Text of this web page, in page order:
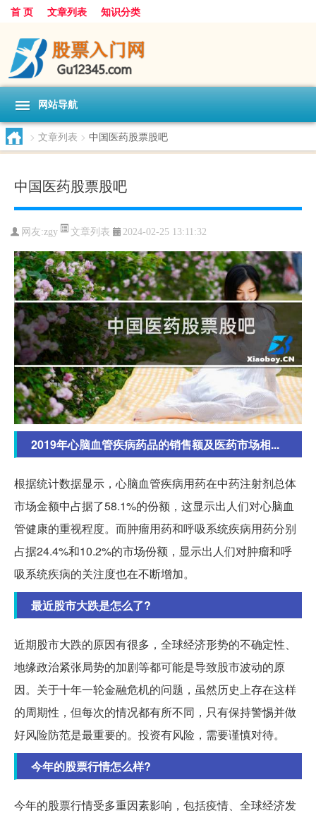
首 页 文章列表 知识分类
网站导航
> 文章列表 > 中国医药股票股吧
中国医药股票股吧
网友:zgy 文章列表 2024-02-25 13:11:32
2019年心脑血管疾病药品的销售额及医药市场相...
根据统计数据显示，心脑血管疾病用药在中药注射剂总体
市场金额中占据了58.1%的份额，这显示出人们对心脑血
管健康的重视程度。而肿瘤用药和呼吸系统疾病用药分别
占据24.4%和10.2%的市场份额，显示出人们对肿瘤和呼
吸系统疾病的关注度也在不断增加。
最近股市大跌是怎么了?
近期股市大跌的原因有很多，全球经济形势的不确定性、
地缘政治紧张局势的加剧等都可能是导致股市波动的原
因。关于十年一轮金融危机的问题，虽然历史上存在这样
的周期性，但每次的情况都有所不同，只有保持警惕并做
好风险防范是最重要的。投资有风险，需要谨慎对待。
今年的股票行情怎么样?
今年的股票行情受多重因素影响，包括疫情、全球经济发